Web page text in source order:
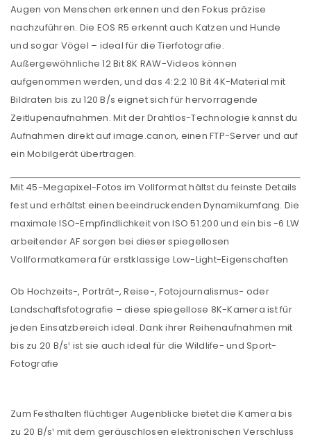
Augen von Menschen erkennen und den Fokus präzise
nachzuführen. Die EOS R5 erkennt auch Katzen und Hunde
und sogar Vögel – ideal für die Tierfotografie.
Außergewöhnliche12 Bit8K RAW-Videos können
aufgenommen werden, und das 4:2:2 10 Bit 4K-Material mit
Bildraten bis zu 120B/s eignet sich für hervorragende
Zeitlupenaufnahmen. Mit der Drahtlos-Technologie kannst du
Aufnahmen direkt auf image.canon, einen FTP-Server und auf
ein Mobilgerät übertragen.
Mit 45-Megapixel-Fotos im Vollformat hältst du feinste Details
fest und erhältst einen beeindruckenden Dynamikumfang. Die
maximale ISO-Empfindlichkeit von ISO 51.200 und ein bis -6 LW
arbeitender AF sorgen bei dieser spiegellosen
Vollformatkamera für erstklassige Low-Light-Eigenschaften
Ob Hochzeits-, Porträt-, Reise-, Fotojournalismus- oder
Landschaftsfotografie – diese spiegellose 8K-Kamera ist für
jeden Einsatzbereich ideal. Dank ihrer Reihenaufnahmen mit
bis zu 20 B/s¹ ist sie auch ideal für die Wildlife- und Sport-
Fotografie
Zum Festhalten flüchtiger Augenblicke bietet die Kamera bis
zu 20 B/s¹ mit dem geräuschlosen elektronischen Verschluss